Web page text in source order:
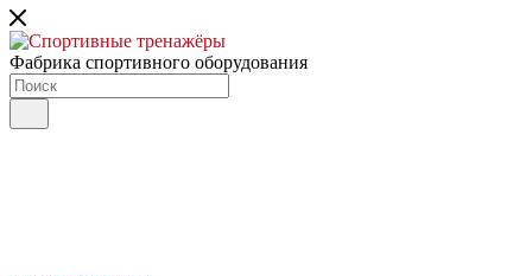
Фабрика спортивного оборудования